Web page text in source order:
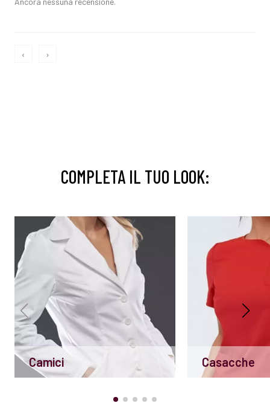
‹ ›
COMPLETA IL TUO LOOK:
Camici Casacche